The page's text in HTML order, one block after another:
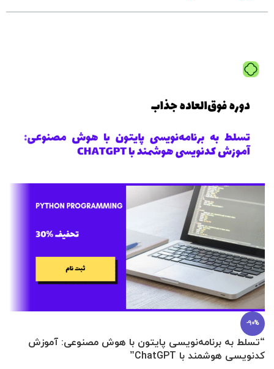
-90%
“تسلط به برنامه‌نویسی پایتون با هوش مصنوعی: آموزش
کدنویسی هوشمند با ChatGPT”